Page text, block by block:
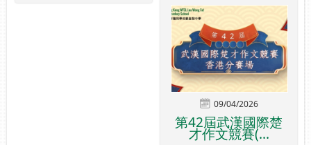
09/04/2026
第42屆武漢國際楚
才作文競賽(...